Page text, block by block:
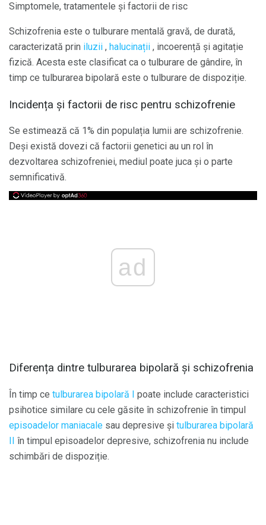
Simptomele, tratamentele și factorii de risc
Schizofrenia este o tulburare mentală gravă, de durată,
caracterizată prin iluzii , halucinații , incoerență și agitație
fizică. Acesta este clasificat ca o tulburare de gândire, în
timp ce tulburarea bipolară este o tulburare de dispoziție.
Incidența și factorii de risc pentru schizofrenie
Se estimează că 1% din populația lumii are schizofrenie.
Deși există dovezi că factorii genetici au un rol în
dezvoltarea schizofreniei, mediul poate juca și o parte
semnificativă.
ad
Diferența dintre tulburarea bipolară și schizofrenia
În timp ce tulburarea bipolară I poate include caracteristici
psihotice similare cu cele găsite în schizofrenie în timpul
episoadelor maniacale sau depresive și tulburarea bipolară
II în timpul episoadelor depresive, schizofrenia nu include
schimbări de dispoziție.